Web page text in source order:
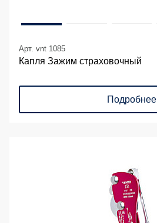
Арт. vnt 1085
Капля Зажим страховочный
Подробнее